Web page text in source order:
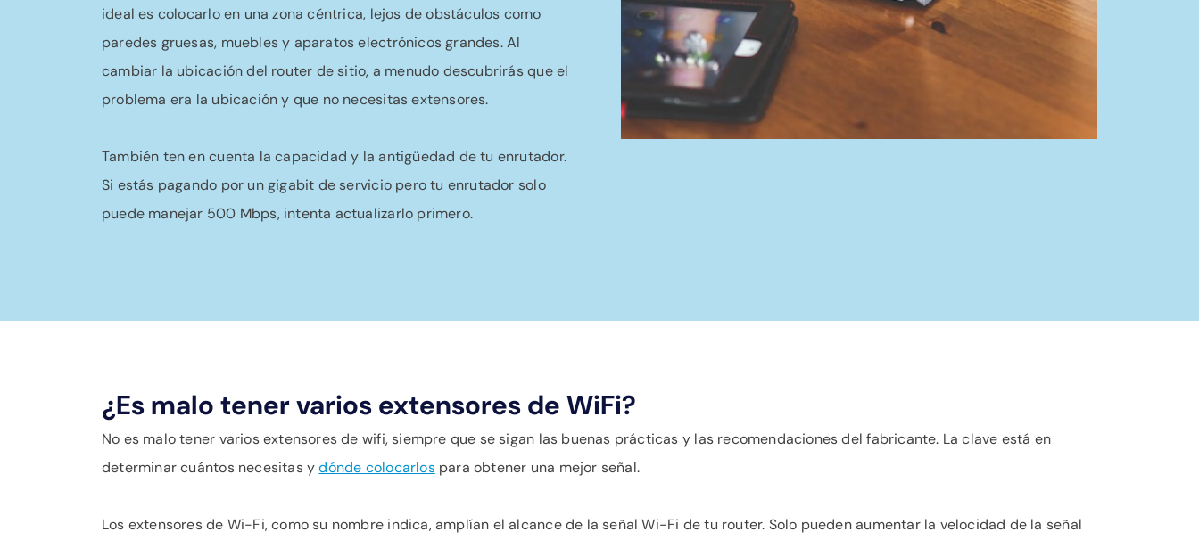
ideal es colocarlo en una zona céntrica, lejos de obstáculos como
paredes gruesas, muebles y aparatos electrónicos grandes. Al
cambiar la ubicación del router de sitio, a menudo descubrirás que el
problema era la ubicación y que no necesitas extensores.
También ten en cuenta la capacidad y la antigüedad de tu enrutador.
Si estás pagando por un gigabit de servicio pero tu enrutador solo
puede manejar 500 Mbps, intenta actualizarlo primero.
¿Es malo tener varios extensores de WiFi?
No es malo tener varios extensores de wifi, siempre que se sigan las buenas prácticas y las recomendaciones del fabricante. La clave está en
determinar cuántos necesitas ydónde colocarlospara obtener una mejor señal.
Los extensores de Wi-Fi, como su nombre indica, amplían el alcance de la señal Wi-Fi de tu router. Solo pueden aumentar la velocidad de la señal